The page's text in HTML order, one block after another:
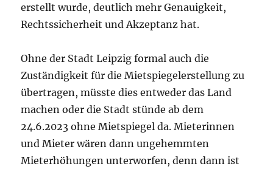
erstelltwurde, deutlich mehr Genauigkeit,
Rechtssicherheit und Akzeptanz hat.
Ohne der Stadt Leipzig formal auch die
Zuständigkeit für die Mietspiegelerstellung zu
übertragen, müsste dies entweder das Land
machen oder die Stadt stünde ab dem
24.6.2023 ohne Mietspiegel da. Mieterinnen
und Mieter wären dann ungehemmten
Mieterhöhungen unterworfen, denn dann ist